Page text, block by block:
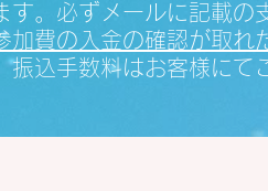
す。必ずメールに記載の
加費の入金の確認が取れ
振込手数料はお客様にて